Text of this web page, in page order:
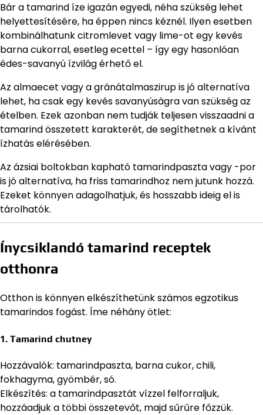
Bár a tamarind íze igazán egyedi, néha szükség lehet
helyettesítésére, ha éppen nincs kéznél. Ilyen esetben
kombinálhatunk citromlevet vagy lime-ot egy kevés
barna cukorral, esetleg ecettel – így egy hasonlóan
édes-savanyú ízvilág érhető el.
Az almaecet vagy a gránátalmaszirup is jó alternatíva
lehet, ha csak egy kevés savanyúságra van szükség az
ételben. Ezek azonban nem tudják teljesen visszaadni a
tamarind összetett karakterét, de segíthetnek a kívánt
ízhatás elérésében.
Az ázsiai boltokban kapható tamarindpaszta vagy -por
is jó alternatíva, ha friss tamarindhoz nem jutunk hozzá.
Ezeket könnyen adagolhatjuk, és hosszabb ideig el is
tárolhatók.
Ínycsiklandó tamarind receptek
otthonra
Otthon is könnyen elkészíthetünk számos egzotikus
tamarindos fogást. Íme néhány ötlet:
1. Tamarind chutney
Hozzávalók: tamarindpaszta, barna cukor, chili,
fokhagyma, gyömbér, só.
Elkészítés: a tamarindpasztát vízzel felforraljuk,
hozzáadjuk a többi összetevőt, majd sűrűre főzzük.